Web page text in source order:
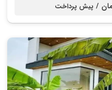
پیش پرداخت